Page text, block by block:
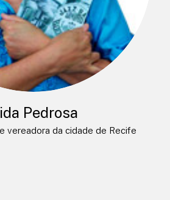
Pedrosa
vereadora da cidade de Recife